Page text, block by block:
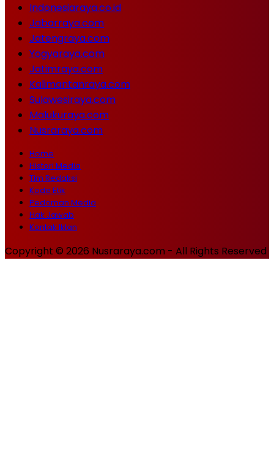
Indonesiaraya.co.id
Jabarraya.com
Jatengraya.com
Yogyaraya.com
Jatimraya.com
Kalimantanraya.com
Sulawesiraya.com
Malukuraya.com
Nusraraya.com
Home
Histori Media
Tim Redaksi
Kode Etik
Pedoman Media
Hak Jawab
Kontak Iklan
Copyright © 2026 Nusraraya.com - All Rights Reserved